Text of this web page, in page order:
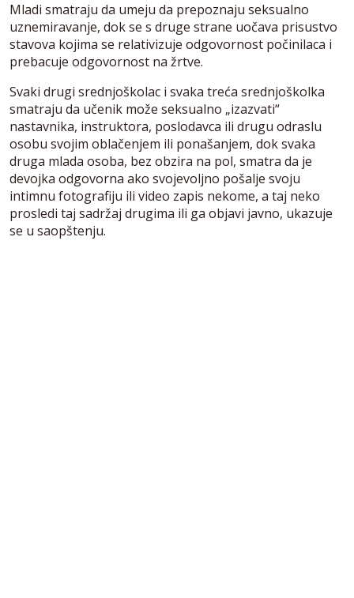
Mladi smatraju da umeju da prepoznaju seksualno
uznemiravanje, dok se s druge strane uočava prisustvo
stavova kojima se relativizuje odgovornost počinilaca i
prebacuje odgovornost na žrtve.
Svaki drugi srednjoškolac i svaka treća srednjoškolka
smatraju da učenik može seksualno „izazvati“
nastavnika, instruktora, poslodavca ili drugu odraslu
osobu svojim oblačenjem ili ponašanjem, dok svaka
druga mlada osoba, bez obzira na pol, smatra da je
devojka odgovorna ako svojevoljno pošalje svoju
intimnu fotografiju ili video zapis nekome, a taj neko
prosledi taj sadržaj drugima ili ga objavi javno, ukazuje
se u saopštenju.